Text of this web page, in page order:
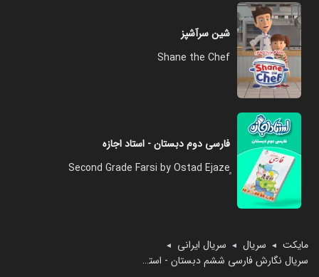
شین سرآشپز
Shane the Chef
فارسی دوم دبستان - استاد اجازه
مایکت ◄ سریال ◄ سریال ایرانی ◄
سریال نگارش فارسی ششم دبستان - استاد اجازه